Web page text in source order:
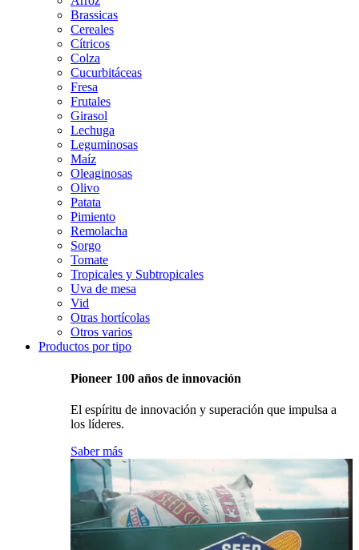
Brassicas
Cereales
Cítricos
Colza
Cucurbitáceas
Fresa
Frutales
Girasol
Lechuga
Leguminosas
Maíz
Oleaginosas
Olivo
Patata
Pimiento
Remolacha
Sorgo
Tomate
Tropicales y Subtropicales
Uva de mesa
Vid
Otras hortícolas
Otros varios
Productos por tipo
Pioneer 100 años de innovación
El espíritu de innovación y superación que impulsa a
los líderes.
Saber más